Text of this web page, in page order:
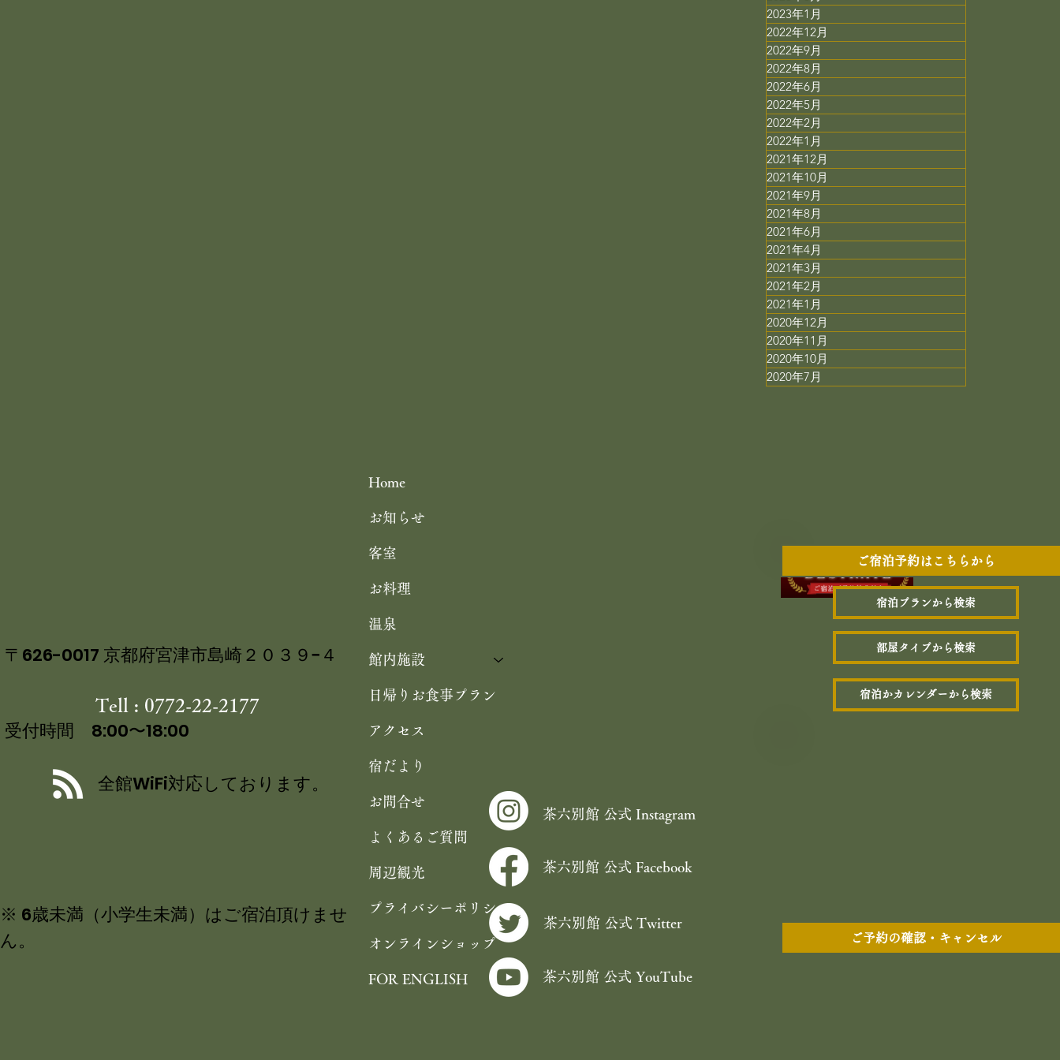
2023年1月
2022年12月
2022年9月
2022年8月
2022年6月
2022年5月
2022年2月
2022年1月
2021年12月
2021年10月
2021年9月
2021年8月
2021年6月
2021年4月
2021年3月
2021年2月
2021年1月
2020年12月
2020年11月
2020年10月
2020年7月
Home
お知らせ
客室
お料理
温泉
館内施設
日帰りお食事プラン
アクセス
宿だより
お問合せ
よくあるご質問
周辺観光
プライバシーポリシー
オンラインショップ
FOR ENGLISH
茶六別館 公式 Instagram
茶六別館 公式 Facebook
茶六別館 公式 Twitter
茶六別館 公式 YouTube
ご予約の確認・キャンセル
ご宿泊予約はこちらから
宿泊プランから検索
部屋タイプから検索
宿泊かカレンダーから検索
〒626-0017 京都府宮津市島崎２０３９−４
Tell : 0772-22-2177
受付時間 8:00〜18:00
全館WiFi対応しております。
※ 6歳未満（小学生未満）はご宿泊頂けませ
ん。